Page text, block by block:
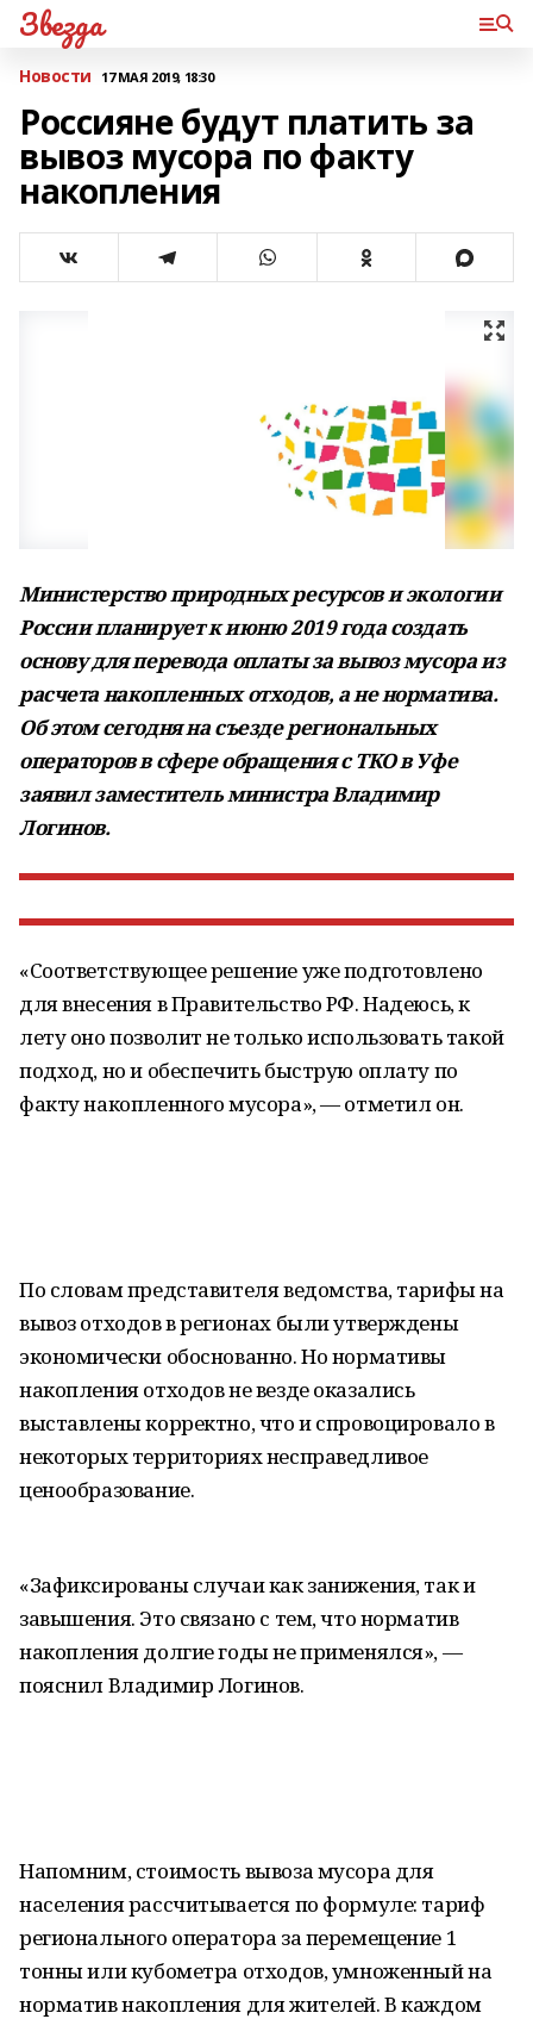
Звезда
Новости 17 МАЯ 2019, 18:30
Россияне будут платить за
вывоз мусора по факту
накопления
Министерство природных ресурсов и экологии
России планирует к июню 2019 года создать
основу для перевода оплаты за вывоз мусора из
расчета накопленных отходов, а не норматива.
Об этом сегодня на съезде региональных
операторов в сфере обращения с ТКО в Уфе
заявил заместитель министра Владимир
Логинов.
«Соответствующее решение уже подготовлено
для внесения в Правительство РФ. Надеюсь, к
лету оно позволит не только использовать такой
подход, но и обеспечить быструю оплату по
факту накопленного мусора», — отметил он.
По словам представителя ведомства, тарифы на
вывоз отходов в регионах были утверждены
экономически обоснованно. Но нормативы
накопления отходов не везде оказались
выставлены корректно, что и спровоцировало в
некоторых территориях несправедливое
ценообразование.
«Зафиксированы случаи как занижения, так и
завышения. Это связано с тем, что норматив
накопления долгие годы не применялся», —
пояснил Владимир Логинов.
Напомним, стоимость вывоза мусора для
населения рассчитывается по формуле: тариф
регионального оператора за перемещение 1
тонны или кубометра отходов, умноженный на
норматив накопления для жителей. В каждом